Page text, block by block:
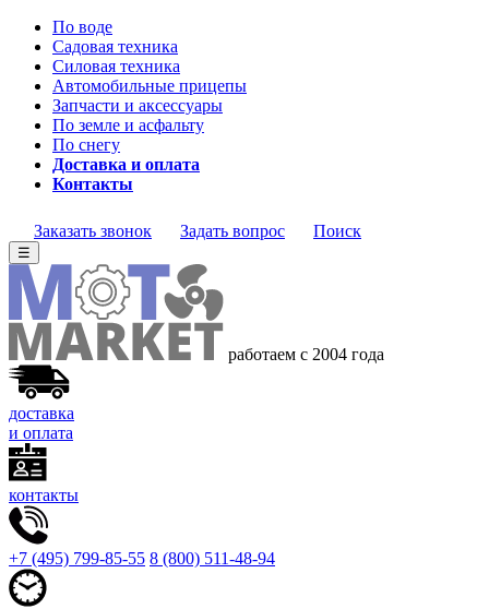
По воде
Садовая техника
Силовая техника
Автомобильные прицепы
Запчасти и аксессуары
По земле и асфальту
По снегу
Доставка и оплата
Контакты
Заказать звонок Задать вопрос Поиск
☰
работаем с 2004 года
доставка
и оплата
контакты
+7 (495) 799-85-55 8 (800) 511-48-94